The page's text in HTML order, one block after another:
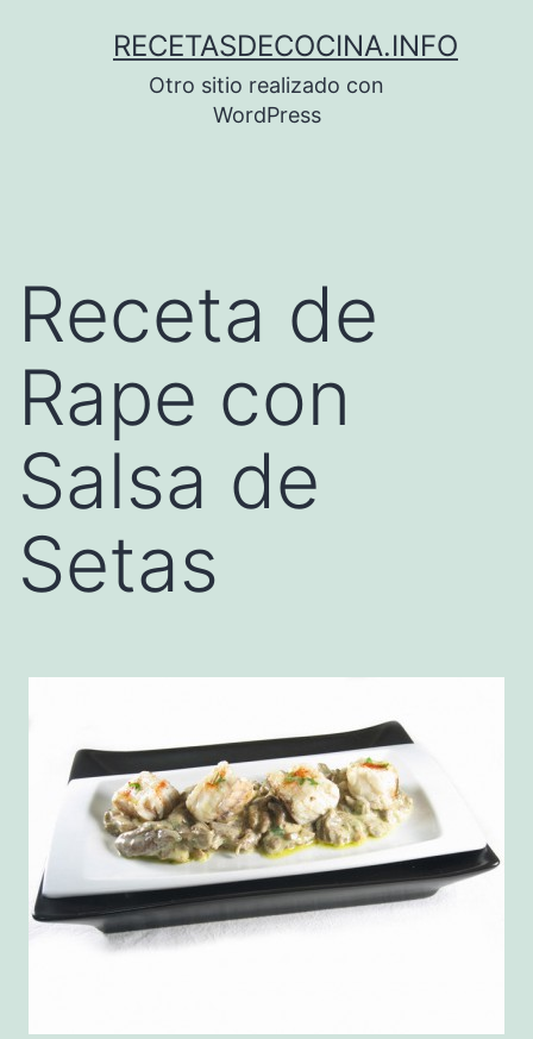
RECETASDECOCINA.INFO
Otro sitio realizado con
WordPress
Receta de
Rape con
Salsa de
Setas